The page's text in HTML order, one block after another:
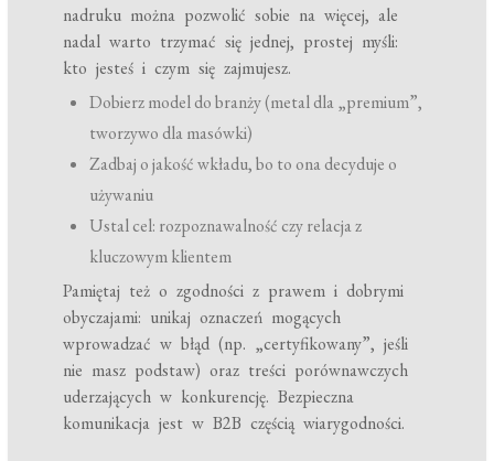
nadruku można pozwolić sobie na więcej, ale
nadal warto trzymać się jednej, prostej myśli:
kto jesteś i czym się zajmujesz.
Dobierz model do branży (metal dla „premium”,
tworzywo dla masówki)
Zadbaj o jakość wkładu, bo to ona decyduje o
używaniu
Ustal cel: rozpoznawalność czy relacja z
kluczowym klientem
Pamiętaj też o zgodności z prawem i dobrymi
obyczajami: unikaj oznaczeń mogących
wprowadzać w błąd (np. „certyfikowany”, jeśli
nie masz podstaw) oraz treści porównawczych
uderzających w konkurencję. Bezpieczna
komunikacja jest w B2B częścią wiarygodności.